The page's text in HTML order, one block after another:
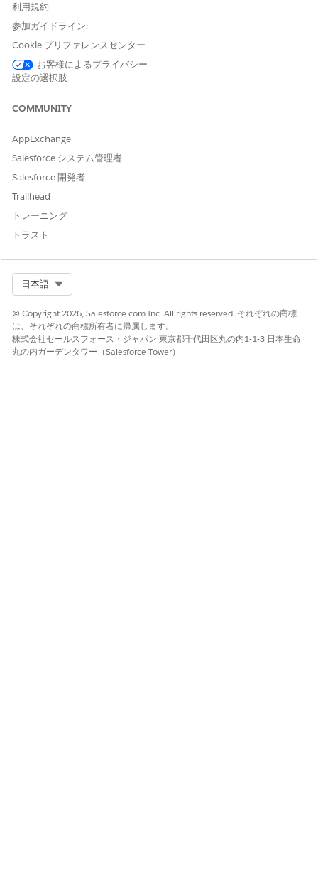
参照アクション種別
参照アクション
このアクションで 1 つ以上の
プロンプトテンプレートが実
この記事で問題は解決されましたか?
利用規約
参加ガイドライン:
Cookie プリファレンスセンター
お客様によるプライバシー
設定の選択肢
COMMUNITY
AppExchange
Salesforce システム管理者
Salesforce 開発者
Trailhead
トレーニング
トラスト
日本語
© Copyright 2026, Salesforce.com Inc. All rights reserved. それぞれの商標
は、それぞれの商標所有者に帰属します。
株式会社セールスフォース・ジャパン 東京都千代田区丸の内1-1-3 日本生命
丸の内ガーデンタワー（Salesforce Tower）